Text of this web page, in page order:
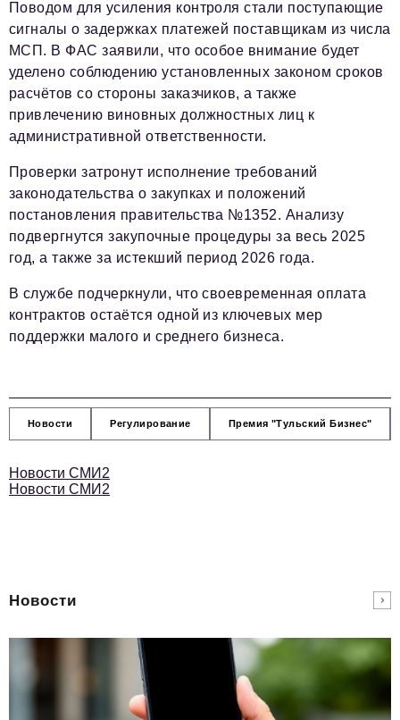
Поводом для усиления контроля стали поступающие
сигналы о задержках платежей поставщикам из числа
МСП. В ФАС заявили, что особое внимание будет
уделено соблюдению установленных законом сроков
расчётов со стороны заказчиков, а также
привлечению виновных должностных лиц к
административной ответственности.
Проверки затронут исполнение требований
законодательства о закупках и положений
постановления правительства №1352. Анализу
подвергнутся закупочные процедуры за весь 2025
год, а также за истекший период 2026 года.
В службе подчеркнули, что своевременная оплата
контрактов остаётся одной из ключевых мер
поддержки малого и среднего бизнеса.
Новости Регулирование Премия "Тульский Бизнес"
Новости СМИ2
Новости СМИ2
Новости